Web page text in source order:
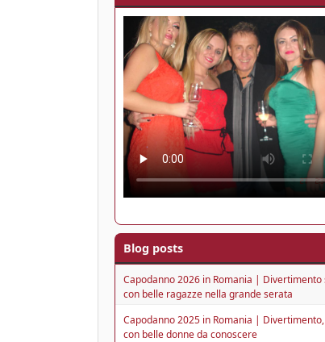
Blog posts
Capodanno 2026 in Romania | Divertimento
con belle ragazze nella grande serata
Capodanno 2025 in Romania |
con belle donne da conoscere